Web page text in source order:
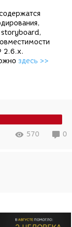
storyboard,
2.6.x.
здесь >>
570 0